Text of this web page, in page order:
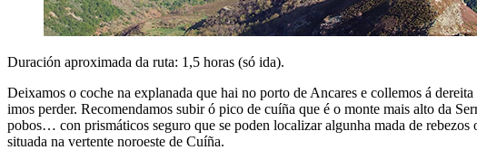
Duración aproximada da ruta: 1,5 horas (só ida).
Deixamos o coche na explanada que hai no porto de Ancares e collemos á
imos perder. Recomendamos subir ó pico de cuíña que é o monte mais alto da
pobos… con prismáticos seguro que se poden localizar algunha mada de
situada na vertente noroeste de Cuíña.